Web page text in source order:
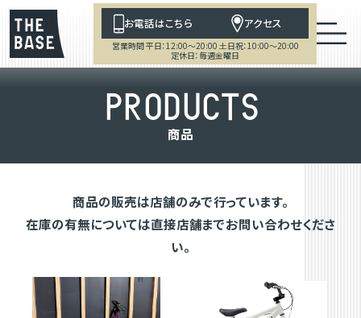
お電話はこちら アクセス
営業時間 平日：12:00～20:00 土日祝：10:00～20:00
定休日：毎週金曜日
PRODUCTS
商品
商品の販売は店舗のみで行っています。
在庫の有無については直接店舗までお問い合わせくださ
い。